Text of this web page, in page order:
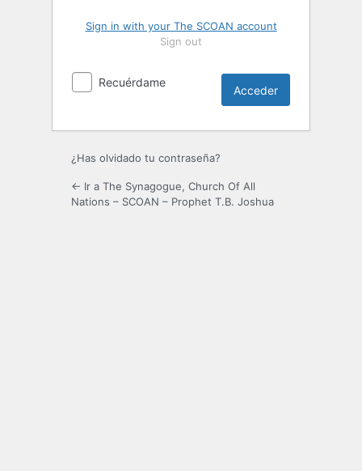
Sign in with your The SCOAN account
Sign out
Recuérdame
¿Has olvidado tu contraseña?
← Ir a The Synagogue, Church Of All
Nations – SCOAN – Prophet T.B. Joshua